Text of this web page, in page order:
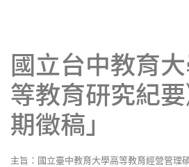
國立台中教育
等教育研究紀
期徵稿」
主旨：國立臺中教育大學高等教育經營管理